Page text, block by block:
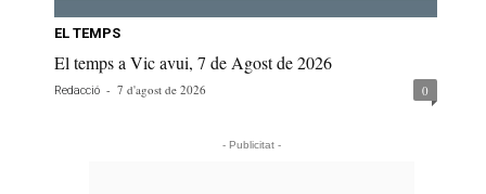
EL TEMPS
El temps a Vic avui, 7 de Agost de 2026
Redacció - 7 d'agost de 2026 0
- Publicitat -